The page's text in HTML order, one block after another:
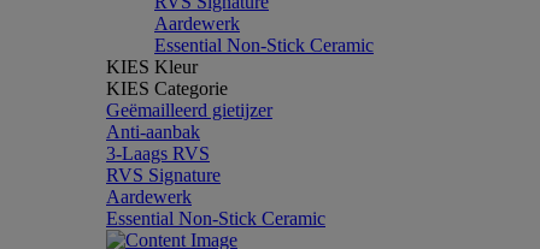
Aardewerk
Essential Non-Stick Ceramic
KIES Kleur
KIES Categorie
Geëmailleerd gietijzer
Anti-aanbak
3-Laags RVS
RVS Signature
Aardewerk
Essential Non-Stick Ceramic